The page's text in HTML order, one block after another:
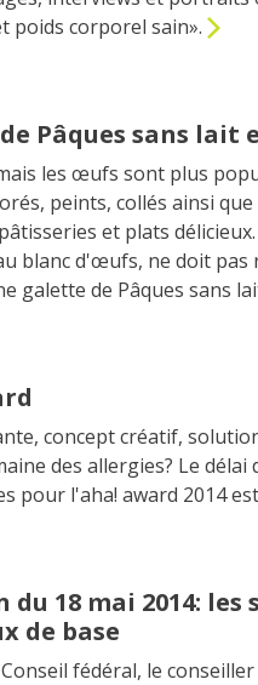
poids corporel sain».
Pâques sans lait
les œufs sont plus
peints, collés ainsi
et plats
blanc d'œufs, ne doit pas
galette de Pâques sans
concept créatif,
des allergies? Le délai
pour l'aha! award 2014
18 mai 2014: les
de base
fédéral, le